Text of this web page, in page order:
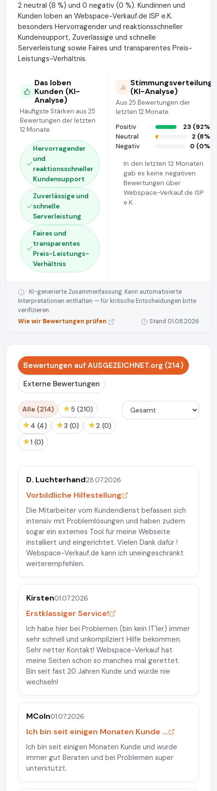
2 neutral (8 %) und 0 negativ (0 %). Kundinnen und
Kunden loben an Webspace-Verkauf.de ISP e.K.
besonders Hervorragender und reaktionsschneller
Kundensupport, Zuverlässige und schnelle
Serverleistung sowie Faires und transparentes Preis-
Leistungs-Verhältnis.
Das loben
Kunden (KI-
Analyse)
Häufigste Stärken aus 25
Bewertungen der letzten
12 Monate.
Hervorragender
und
reaktionsschneller
Kundensupport
Zuverlässige und
schnelle
Serverleistung
Faires und
transparentes
Preis-Leistungs-
Verhältnis
Stimmungsverteilung
(KI-Analyse)
Aus 25 Bewertungen der
letzten 12 Monate.
Positiv
23 (92%)
Neutral
2 (8%)
Negativ
0 (0%)
In den letzten 12 Monaten
gab es keine negativen
Bewertungen über
Webspace-Verkauf.de ISP
e.K..
KI-generierte Zusammenfassung. Kann automatisierte
Interpretationen enthalten — für kritische Entscheidungen bitte
verifizieren.
Wie wir Bewertungen prüfen
Stand 01.08.2026
Bewertungen auf AUSGEZEICHNET.org (214)
Externe Bewertungen
Alle (214) ★ 5 (210)
★ 4 (4) ★ 3 (0) ★ 2 (0)
★ 1 (0)
D. Luchterhand28.07.2026
Vorbildliche Hilfestellung
Die Mitarbeiter vom Kundendienst befassen sich
intensiv mit Problemlösungen und haben zudem
sogar ein externes Tool für meine Webseite
installiert und eingerichtet. Vielen Dank dafür !
Webspace-Verkauf.de kann ich uneingeschränkt
weiterempfehlen.
Kirsten01.07.2026
Erstklassiger Service!
Ich habe hier bei Problemen (bin kein IT'ler) immer
sehr schnell und unkompliziert Hilfe bekommen.
Sehr netter Kontakt! Webspace-Verkauf hat
meine Seiten schon so manches mal gerettet.
Bin seit fast 20 Jahren Kunde und würde nie
wechseln!
MColn01.07.2026
Ich bin seit einigen Monaten Kunde ...
Ich bin seit einigen Monaten Kunde und wurde
immer gut Beraten und bei Problemen super
unterstützt.